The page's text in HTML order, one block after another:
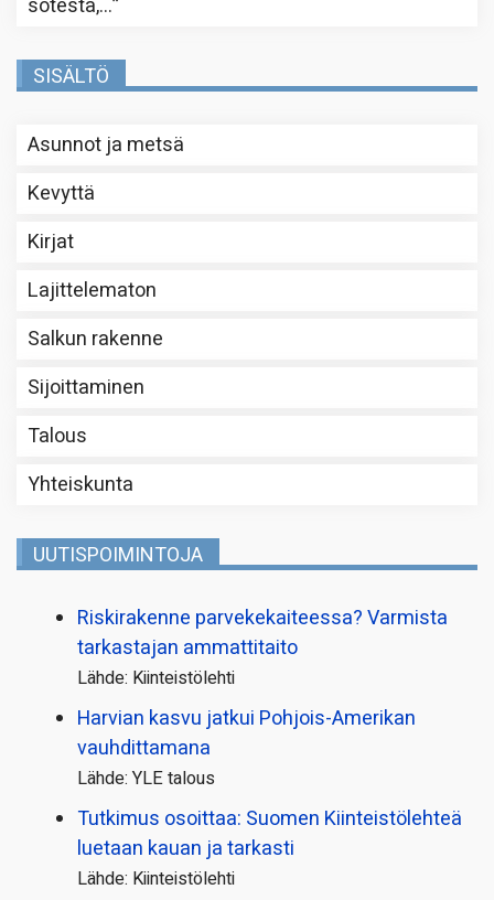
sotesta,…”
SISÄLTÖ
Asunnot ja metsä
Kevyttä
Kirjat
Lajittelematon
Salkun rakenne
Sijoittaminen
Talous
Yhteiskunta
UUTISPOIMINTOJA
Riskirakenne parvekekaiteessa? Varmista
tarkastajan ammattitaito
Lähde: Kiinteistölehti
Harvian kasvu jatkui Pohjois-Amerikan
vauhdittamana
Lähde: YLE talous
Tutkimus osoittaa: Suomen Kiinteistölehteä
luetaan kauan ja tarkasti
Lähde: Kiinteistölehti